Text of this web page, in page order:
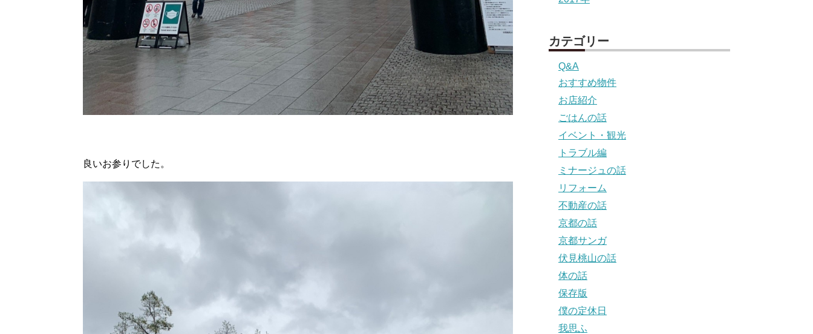
良いお参りでした。
カテゴリー
Q&A
おすすめ物件
お店紹介
ごはんの話
イベント・観光
トラブル編
ミナージュの話
リフォーム
不動産の話
京都の話
京都サンガ
伏見桃山の話
体の話
保存版
僕の定休日
我思ふ